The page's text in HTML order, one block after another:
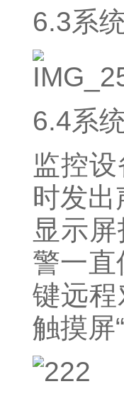
6.3系
6.4系
监控
时发出
显示
警一直
键远
触摸屏